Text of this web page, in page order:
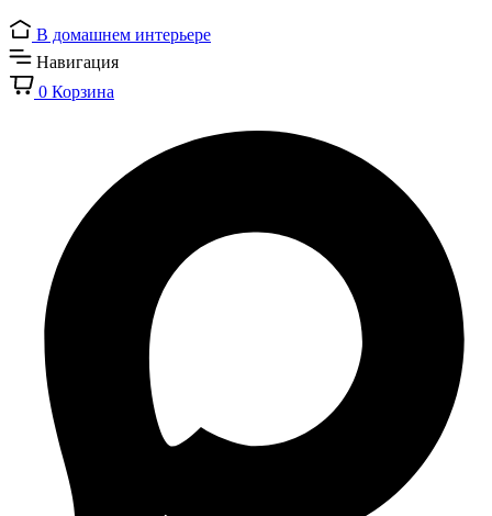
В домашнем интерьере
Навигация
0 Корзина